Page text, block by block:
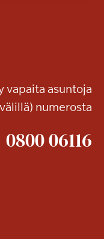
vapaita asuntoja
numerosta
0800 06116